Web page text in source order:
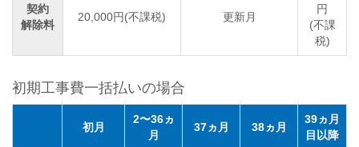
契約
解除料
20,000円(不課税) 更新月
円
(不課
税)
初期工事費一括払いの場合
初月
2〜36ヵ
月
37ヵ月 38ヵ月
39ヵ月
目以降